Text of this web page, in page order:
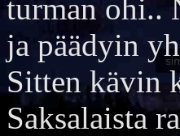
turman ohi..
ja päädyin
Sitten kävin
Saksalaista